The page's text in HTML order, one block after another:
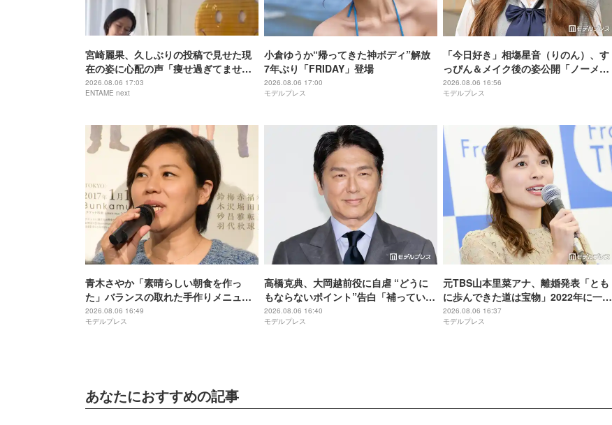
宮崎麗果、久しぶりの投稿で見せた現
在の姿に心配の声「痩せ過ぎてません
か？」
2026.08.06 17:03
ENTAME next
小倉ゆうか“帰ってきた神ボディ”解放
7年ぶり「FRIDAY」登場
2026.08.06 17:00
モデルプレス
「今日好き」相塲星音（りのん）、す
っぴん＆メイク後の姿公開「ノーメイ
クでもビジュ爆発」「透明感半端な
い」と絶賛の声
2026.08.06 16:56
モデルプレス
青木さやか「素晴らしい朝食を作っ
た」バランスの取れた手作りメニュー
公開「理想的で真似したい」「彩り豊
かで美味しそう」の声
2026.08.06 16:49
モデルプレス
高橋克典、大岡越前役に自虐 “どうに
もならないポイント”告白「補っていき
たい」
2026.08.06 16:40
モデルプレス
元TBS山本里菜アナ、離婚発表「とも
に歩んできた道は宝物」2022年に一般
男性と結婚
2026.08.06 16:37
モデルプレス
あなたにおすすめの記事